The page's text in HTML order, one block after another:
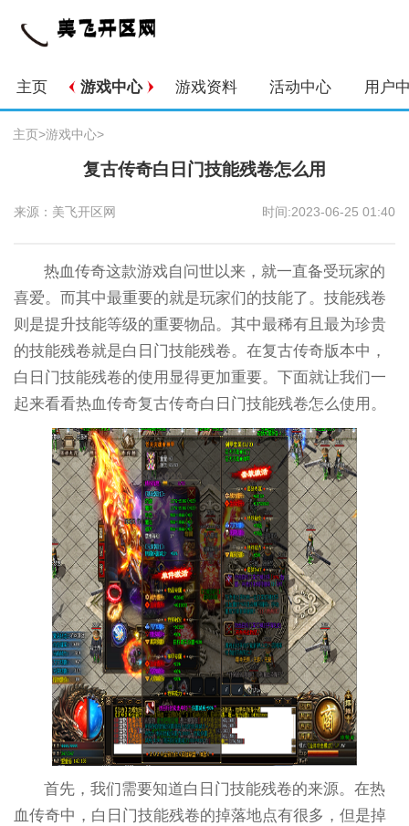
主页 游戏中心 游戏资料 活动中心 用户
主页>游戏中心>
复古传奇白日门技能残卷怎么用
来源：美飞开区网 时间:2023-06-25 01:40
热血传奇这款游戏自问世以来，就一直备受玩家的
喜爱。而其中最重要的就是玩家们的技能了。技能残卷
则是提升技能等级的重要物品。其中最稀有且最为珍贵
的技能残卷就是白日门技能残卷。在复古传奇版本中，
白日门技能残卷的使用显得更加重要。下面就让我们一
起来看看热血传奇复古传奇白日门技能残卷怎么使用。
首先，我们需要知道白日门技能残卷的来源。在热
血传奇中，白日门技能残卷的掉落地点有很多，但是掉